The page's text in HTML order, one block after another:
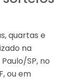
quartas e
na
SP, no
ou em